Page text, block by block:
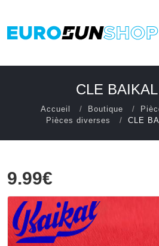
CLE
Accueil Boutique
Pièces diverses
CLE
9.99€